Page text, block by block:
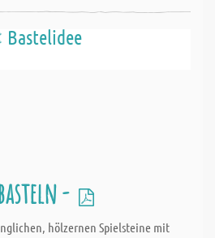
Bastelidee
-
hölzernen Spielsteine mit